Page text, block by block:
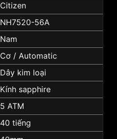
Citizen
NH7520-56A
Nam
Cơ / Automatic
Dây kim loại
Kính sapphire
5 ATM
40 tiếng